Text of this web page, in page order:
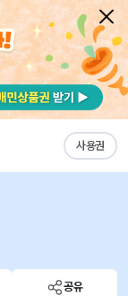
사용권
공유